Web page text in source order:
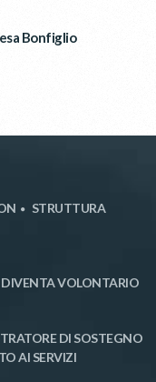
Bonfiglio
STRUTTURA
DIVENTA VOLONTARIO
DI SOSTEGNO
AI SERVIZI